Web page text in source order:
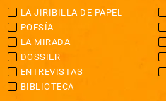
LA JIRIBILLA DE PAPEL
POESÍA
LA MIRADA
DOSSIER
ENTREVISTAS
BIBLIOTECA